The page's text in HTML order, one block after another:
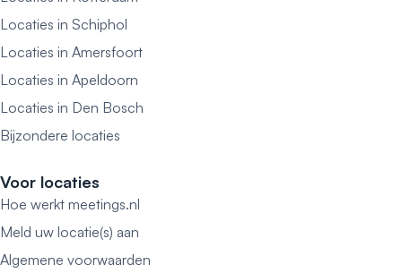
Locaties in Schiphol
Locaties in Amersfoort
Locaties in Apeldoorn
Locaties in Den Bosch
Bijzondere locaties
Voor locaties
Hoe werkt meetings.nl
Meld uw locatie(s) aan
Algemene voorwaarden